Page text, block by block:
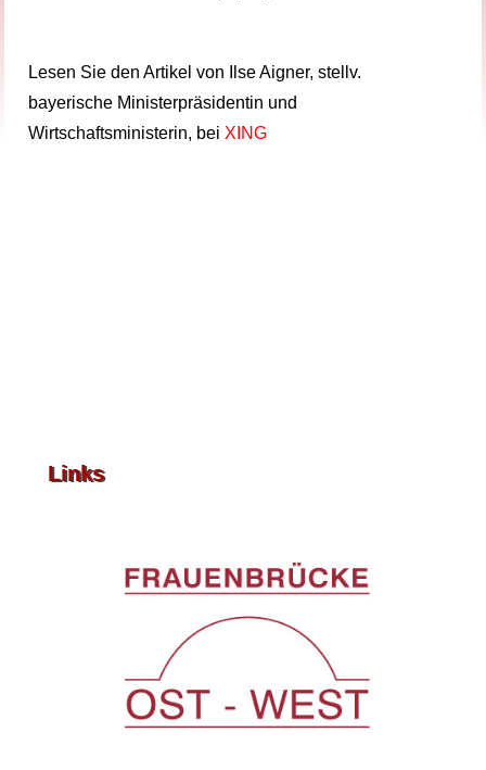
Lesen Sie den Artikel von Ilse Aigner, stellv.
bayerische Ministerpräsidentin und
Wirtschaftsministerin, bei XING
Links